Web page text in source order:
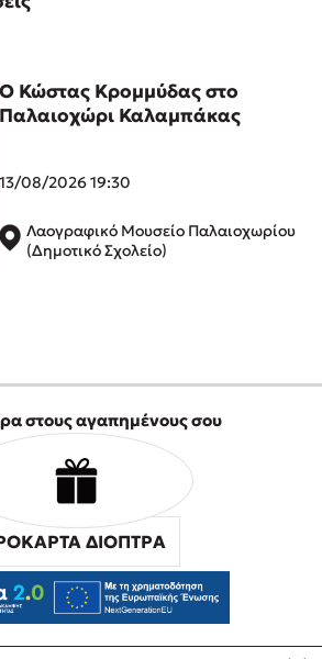
πίσω; Κάνε το τεστ και ανακάλυψε την
στο Παλαιοχώρι Καλαμπάκας
η Μαρίνα Γιώτη στη Νικήτη
& η Τζένη Κουτσοδημητροπούλου στο
Ο Κώστας Κρομμύδας στο
Παλαιοχώρι Καλαμπάκας
13/08/2026 19:30
Λαογραφικό Μουσείο Παλαιοχωρίου
(Δημοτικό Σχολείο)
στους αγαπημένους σου
ΔΙΟΠΤΡΑ